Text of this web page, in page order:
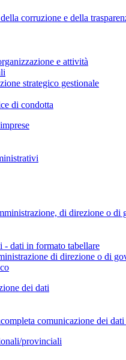
corruzione e della
e attività
strategico gestionale
di condotta
di direzione o di
dati in formato tabellare
di direzione o di
dei dati
comunicazione dei
provinciali